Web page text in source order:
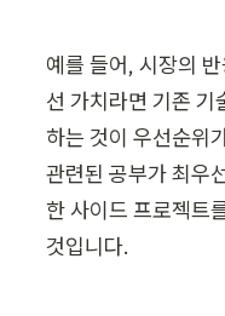
예를 들어, 시장의
선 가치라면 기존 기
하는 것이 우선순위
관련된 공부가 최우
한 사이드 프로젝트
것입니다.